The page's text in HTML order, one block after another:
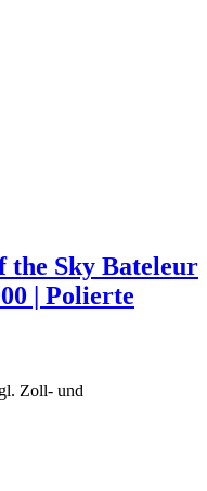
the Sky Bateleur
| Polierte
Zoll- und